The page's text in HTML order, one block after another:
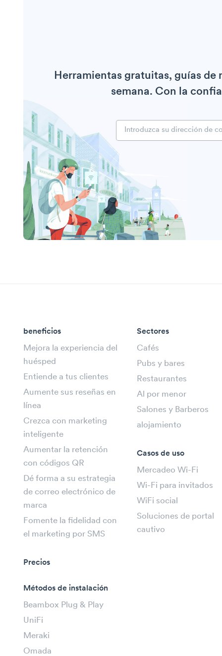
Herramientas gratuitas, guías
semana. Con la
beneficios
Mejora la experiencia del
huésped
Entiende a tus clientes
Aumente sus reseñas en
línea
Crezca con marketing
inteligente
Aumentar la retención
con códigos QR
Dé forma a su estrategia
de correo electrónico de
marca
Fomente la fidelidad con
el marketing por SMS
Precios
Métodos de instalación
Beambox Plug & Play
UniFi
Meraki
Omada
Sectores
Cafés
Pubs y bares
Restaurantes
Al por menor
Salones y Barberos
alojamiento
Casos de uso
Mercadeo Wi-Fi
Wi-Fi para invitados
WiFi social
Soluciones de portal
cautivo